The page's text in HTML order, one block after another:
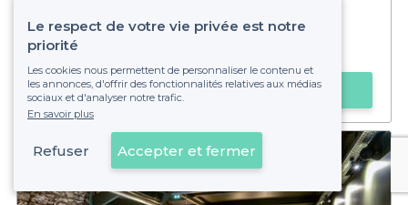
€€Abordable
Obtenir un devis
Voir sur la carte
Le respect de votre vie privée est notre
priorité
Les cookies nous permettent de personnaliser le contenu et
les annonces, d'offrir des fonctionnalités relatives aux médias
sociaux et d'analyser notre trafic.
En savoir plus
Refuser Accepter et fermer